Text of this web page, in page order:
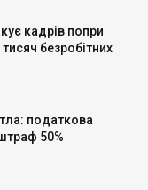
кадрів попри
безробітних
податкова
50%